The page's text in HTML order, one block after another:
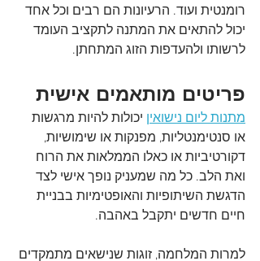
רומנטית ועוד. הרעיונות הם רבים וכל אחד
יכול להתאים את המתנה לתקציב העומד
לרשותו ולהעדפות הזוג המתחתן.
פריטים מותאמים אישית
מתנות ליום נישואין יכולות להיות מרגשות
או סנטימנטליות, מפנקות או שימושיות,
דקורטיביות או כאלו הממלאות את הרוח
ואת הלב. כל מה שמעניק נופך אישי לצד
הדגשת השיתופיות והאופטימיות בבניית
חיים חדשים יתקבל באהבה.
למרות המלחמה, זוגות שנישאים מתמקדים